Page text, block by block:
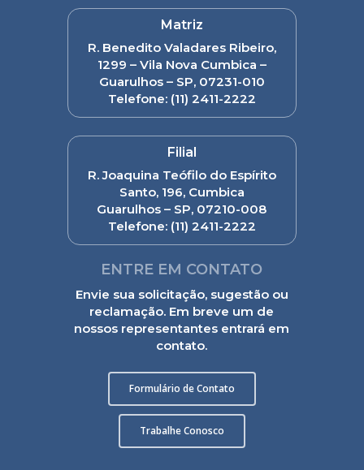
Matriz
R. Benedito Valadares Ribeiro,
1299 – Vila Nova Cumbica –
Guarulhos – SP, 07231-010
Telefone: (11) 2411-2222
Filial
R. Joaquina Teófilo do Espírito
Santo, 196, Cumbica
Guarulhos – SP, 07210-008
Telefone:(11) 2411-2222
ENTRE EM CONTATO
Envie sua solicitação, sugestão ou
reclamação. Em breve um de
nossos representantes entrará em
contato.
Formulário de Contato
Trabalhe Conosco